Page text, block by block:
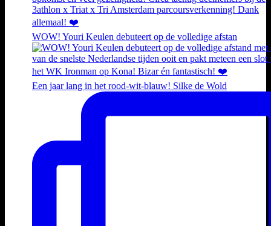
WOW! Youri Keulen debuteert op de volledige afstan
Een jaar lang in het rood-wit-blauw! Silke de Wold